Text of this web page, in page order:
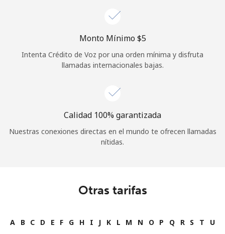
Continuar con
Monto Mínimo ⁦$5⁩
Intenta Crédito de Voz por una orden mínima y disfruta
llamadas internacionales bajas.
Calidad 100% garantizada
Nuestras conexiones directas en el mundo te ofrecen llamadas
nítidas.
Otras tarifas
A B C D E F G H I J K L M N O P Q R S T
U